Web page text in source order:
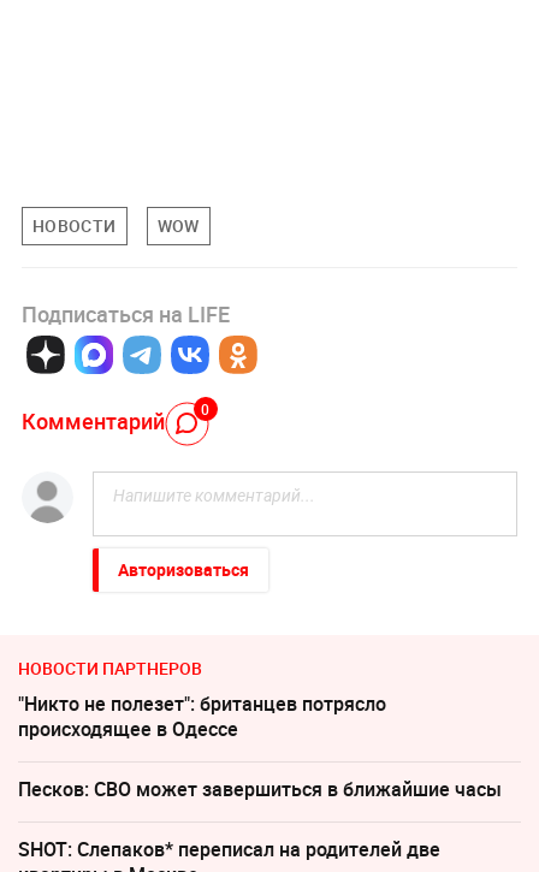
НОВОСТИ WOW
Подписаться на LIFE
Комментарий 0
Авторизоваться
НОВОСТИ ПАРТНЕРОВ
"Никто не полезет": британцев потрясло
происходящее в Одессе
Песков: СВО может завершиться в ближайшие часы
SHOT: Слепаков* переписал на родителей две